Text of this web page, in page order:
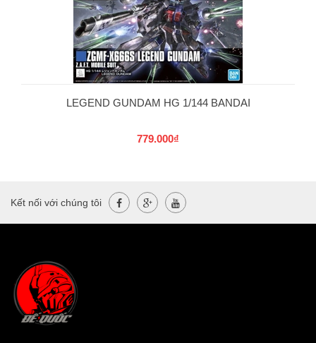
LEGEND GUNDAM HG 1/144 BANDAI
779.000₫
Kết nối với chúng tôi